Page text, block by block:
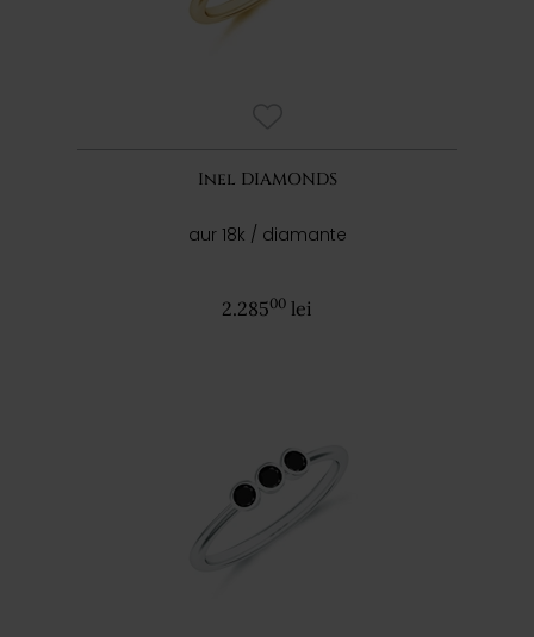
Inel DIAMONDS
aur 18k / diamante
2.28500 lei